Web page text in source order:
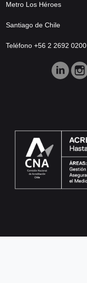
Metro Los Héroes
Santiago de Chile
Teléfono +56 2 2692 0200